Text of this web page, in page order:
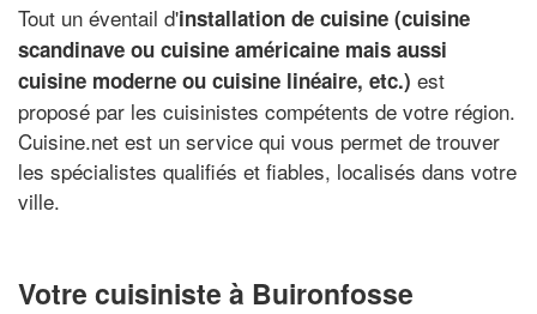
Tout un éventail d'installation de cuisine (cuisine
scandinave ou cuisine américaine mais aussi
cuisine moderne ou cuisine linéaire, etc.) est
proposé par les cuisinistes compétents de votre région.
Cuisine.net est un service qui vous permet de trouver
les spécialistes qualifiés et fiables, localisés dans votre
ville.
Votre cuisiniste à Buironfosse